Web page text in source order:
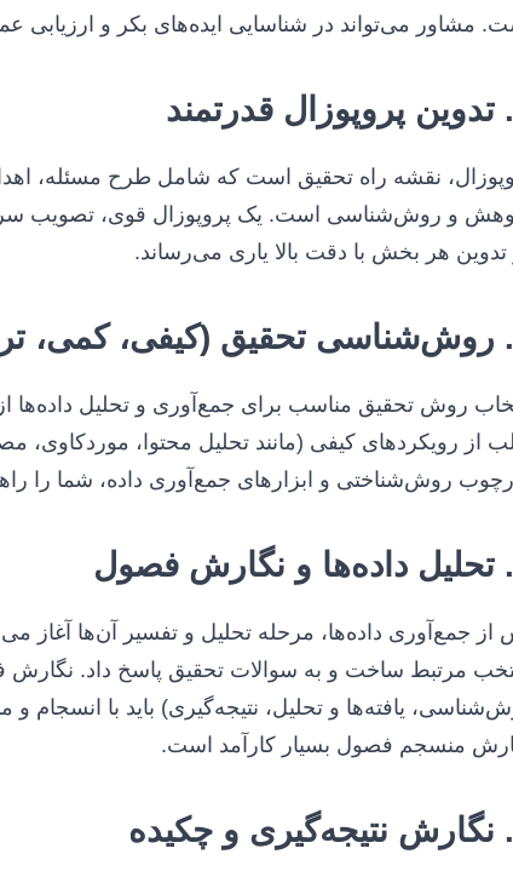
مشاور می‌تواند در شناسایی ایده‌های بکر و ارزیابی
نقشه راه تحقیق است که شامل طرح مسئله،
و روش‌شناسی است. یک پروپوزال قوی، تصویب
تدوین هر بخش با دقت بالا یاری می‌رساند.
روش تحقیق مناسب برای جمع‌آوری و تحلیل داده‌ها
از رویکردهای کیفی (مانند تحلیل محتوا،
روش‌شناختی و ابزارهای جمع‌آوری داده، شما را
از جمع‌آوری داده‌ها، مرحله تحلیل و تفسیر آن‌ها آغاز
مرتبط ساخت و به سوالات تحقیق پاسخ داد. نگارش
یافته‌ها و تحلیل، نتیجه‌گیری) باید با
منسجم فصول بسیار کارآمد است.